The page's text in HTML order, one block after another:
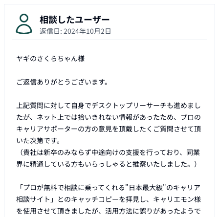
相談したユーザー
返信日: 2024年10月2日
ヤギのさくらちゃん様
ご返信ありがとうございます。
上記質問に対して自身でデスクトップリーサーチも進めまし
たが、ネット上では拾いきれない情報があったため、プロの
キャリアサポーターの方の意見を頂戴したくご質問させて頂
いた次第です。
（貴社は新卒のみならず中途向けの支援を行っており、同業
界に精通している方もいらっしゃると推察いたしました。）
「プロが無料で相談に乗ってくれる"日本最大級"のキャリア
相談サイト」とのキャッチコピーを拝見し、キャリエモン様
を使用させて頂きましたが、活用方法に誤りがあったようで